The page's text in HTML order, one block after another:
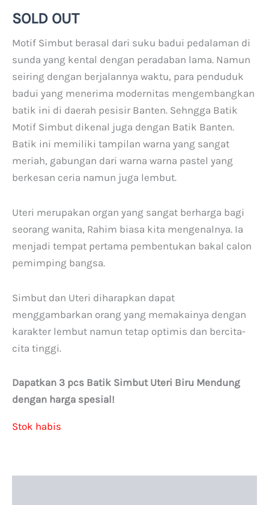
SOLD OUT
Motif Simbut berasal dari suku badui pedalaman di
sunda yang kental dengan peradaban lama. Namun
seiring dengan berjalannya waktu, para penduduk
badui yang menerima modernitas mengembangkan
batik ini di daerah pesisir Banten. Sehngga Batik
Motif Simbut dikenal juga dengan Batik Banten.
Batik ini memiliki tampilan warna yang sangat
meriah, gabungan dari warna warna pastel yang
berkesan ceria namun juga lembut.
Uteri merupakan organ yang sangat berharga bagi
seorang wanita, Rahim biasa kita mengenalnya. Ia
menjadi tempat pertama pembentukan bakal calon
pemimping bangsa.
Simbut dan Uteri diharapkan dapat
menggambarkan orang yang memakainya dengan
karakter lembut namun tetap optimis dan bercita-
cita tinggi.
Dapatkan 3 pcs Batik Simbut Uteri Biru Mendung
dengan harga spesial!
Stok habis